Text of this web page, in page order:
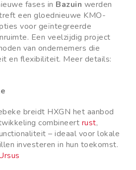
fases in Bazuin werden
een gloednieuwe KMO-
voor geïntegreerde
Een veelzijdig project
van ondernemers die
en flexibiliteit. Meer details:
breidt HXGN het aanbod
combineert rust,
– ideaal voor lokale
investeren in hun toekomst.